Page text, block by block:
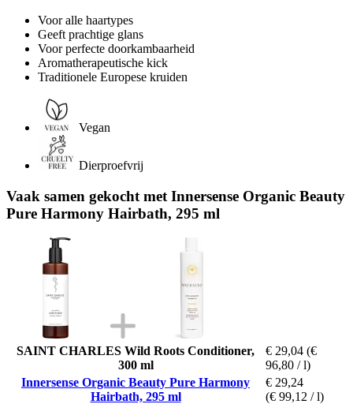
Voor alle haartypes
Geeft prachtige glans
Voor perfecte doorkambaarheid
Aromatherapeutische kick
Traditionele Europese kruiden
Vegan
Dierproefvrij
Vaak samen gekocht met Innersense Organic Beauty
Pure Harmony Hairbath, 295 ml
SAINT CHARLES Wild Roots Conditioner,
300 ml
€ 29,04 (€
96,80 / l)
Innersense Organic Beauty Pure Harmony
Hairbath, 295 ml
€ 29,24
(€ 99,12 / l)